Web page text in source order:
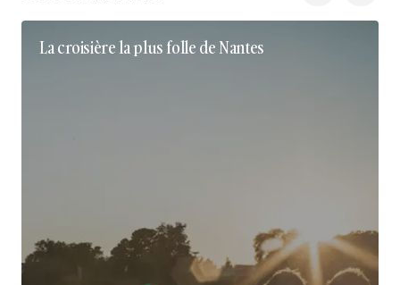
La croisière la plus folle de Nantes